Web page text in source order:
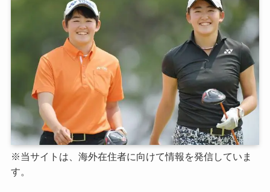
※当サイトは、海外在住者に向けて情報を発信していま
す。